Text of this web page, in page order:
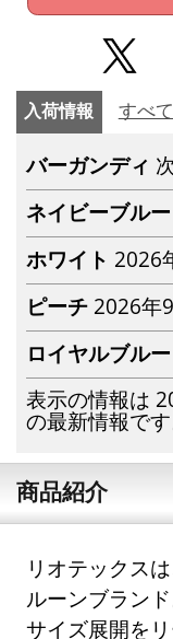
入荷情報 すべ
バーガンディ
ネイビーブルー
ホワイト 2026
ピーチ 2026年
ロイヤルブルー
表示の情報は
の最新情報です
商品紹介
リオテックス
ルーンブラン
サイズ展開を